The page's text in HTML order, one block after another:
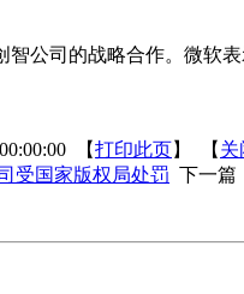
司的战略合作。微软表
【打印此页】 【 关
受国家版权局处罚 下一篇